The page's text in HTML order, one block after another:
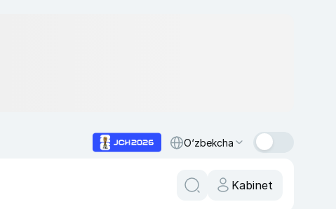
O‘zbekcha
Kabinet